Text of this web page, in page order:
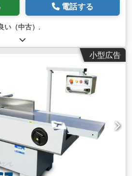
電話する
い（中古） ,
小型広告